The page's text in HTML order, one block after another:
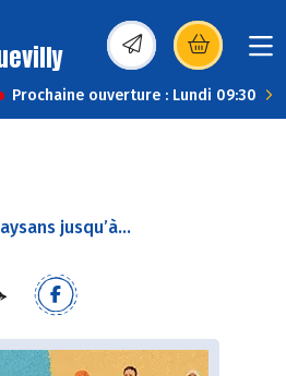
(s’ouvre dans une
Prochaine ouverture : Lundi 09:30
jusqu’à...